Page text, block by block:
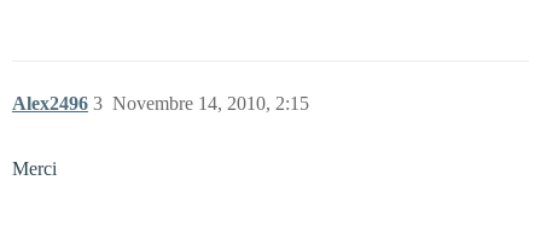
Alex2496 Novembre 14, 2010, 2:15
3
Merci